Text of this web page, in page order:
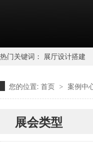
热门关键词： 展厅设计搭建
您的位置: 首页 > 案例中
展会类型